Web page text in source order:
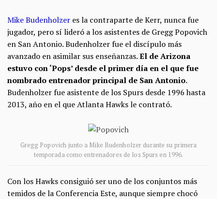
Mike Budenholzer es la contraparte de Kerr, nunca fue
jugador, pero sí lideró a los asistentes de Gregg Popovich
en San Antonio. Budenholzer fue el discípulo más
avanzado en asimilar sus enseñanzas.El de Arizona
estuvo con ‘Pops’ desde el primer día en el que fue
nombrado entrenador principal de San Antonio.
Budenholzer fue asistente de los Spurs desde 1996 hasta
2013, año en el que Atlanta Hawks le contrató.
Gregg Popovich junto a Mike Budenholzer durante su primera
temporada como entrenadores de los Spurs en 1996.
Con los Hawks consiguió ser uno de los conjuntos más
temidos de la Conferencia Este, aunque siempre chocó